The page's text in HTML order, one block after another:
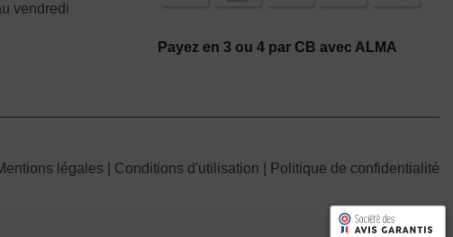
vendredi
Payez en 3 ou 4 par CB avec ALMA
légales Conditions d'utilisation Politique de confidentialité